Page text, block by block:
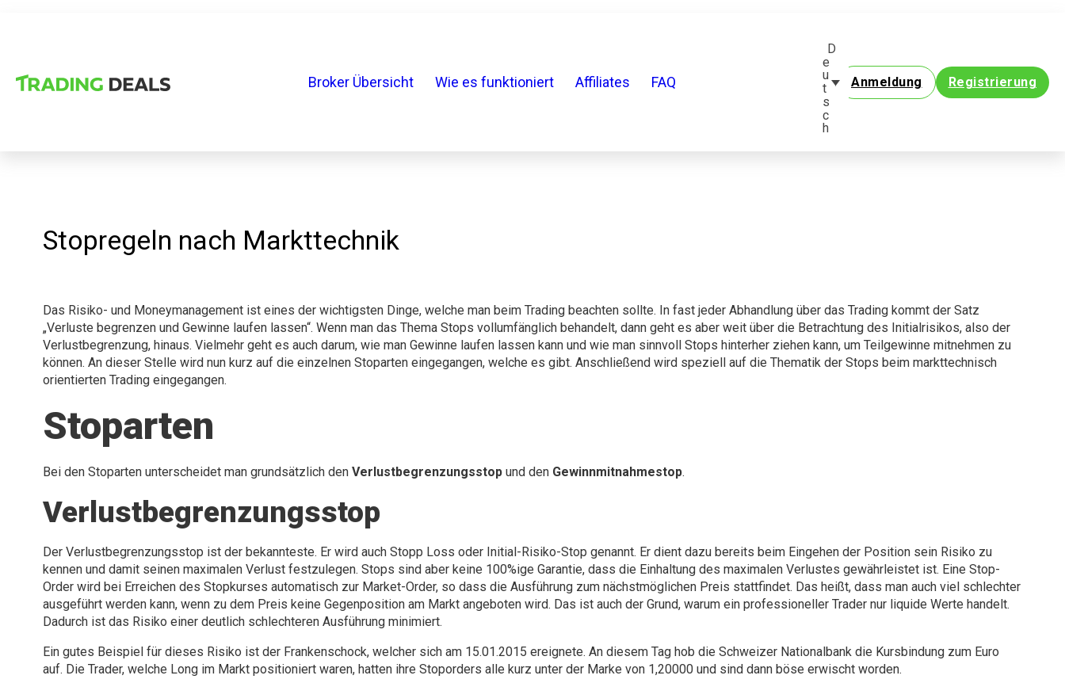
Broker Übersicht Wie es funktioniert Affiliates FAQ
D
e
u
t
s
c
h
Anmeldung Registrierung
Stopregeln nach Markttechnik
Das Risiko- und Moneymanagement ist eines der wichtigsten Dinge, welche man beim Trading beachten sollte. In fast jeder Abhandlung über das Trading kommt der Satz
„Verluste begrenzen und Gewinne laufen lassen“. Wenn man das Thema Stops vollumfänglich behandelt, dann geht es aber weit über die Betrachtung des Initialrisikos, also der
Verlustbegrenzung, hinaus. Vielmehr geht es auch darum, wie man Gewinne laufen lassen kann und wie man sinnvoll Stops hinterher ziehen kann, um Teilgewinne mitnehmen zu
können. An dieser Stelle wird nun kurz auf die einzelnen Stoparten eingegangen, welche es gibt. Anschließend wird speziell auf die Thematik der Stops beim markttechnisch
orientierten Trading eingegangen.
Stoparten
Bei den Stoparten unterscheidet man grundsätzlich denVerlustbegrenzungsstop und den Gewinnmitnahmestop.
Verlustbegrenzungsstop
Der Verlustbegrenzungsstop ist der bekannteste. Er wird auch Stopp Loss oder Initial-Risiko-Stop genannt. Er dient dazu bereits beim Eingehen der Position sein Risiko zu
kennen und damit seinen maximalen Verlust festzulegen. Stops sind aber keine 100%ige Garantie, dass die Einhaltung des maximalen Verlustes gewährleistet ist. Eine Stop-
Order wird bei Erreichen des Stopkurses automatisch zur Market-Order, so dass die Ausführung zum nächstmöglichen Preis stattfindet. Das heißt, dass man auch viel schlechter
ausgeführt werden kann, wenn zu dem Preis keine Gegenposition am Markt angeboten wird. Das ist auch der Grund, warum ein professioneller Trader nur liquide Werte handelt.
Dadurch ist das Risiko einer deutlich schlechteren Ausführung minimiert.
Ein gutes Beispiel für dieses Risiko ist der Frankenschock, welcher sich am 15.01.2015 ereignete. An diesem Tag hob die Schweizer Nationalbank die Kursbindung zum Euro
auf. Die Trader, welche Long im Markt positioniert waren, hatten ihre Stoporders alle kurz unter der Marke von 1,20000 und sind dann böse erwischt worden.